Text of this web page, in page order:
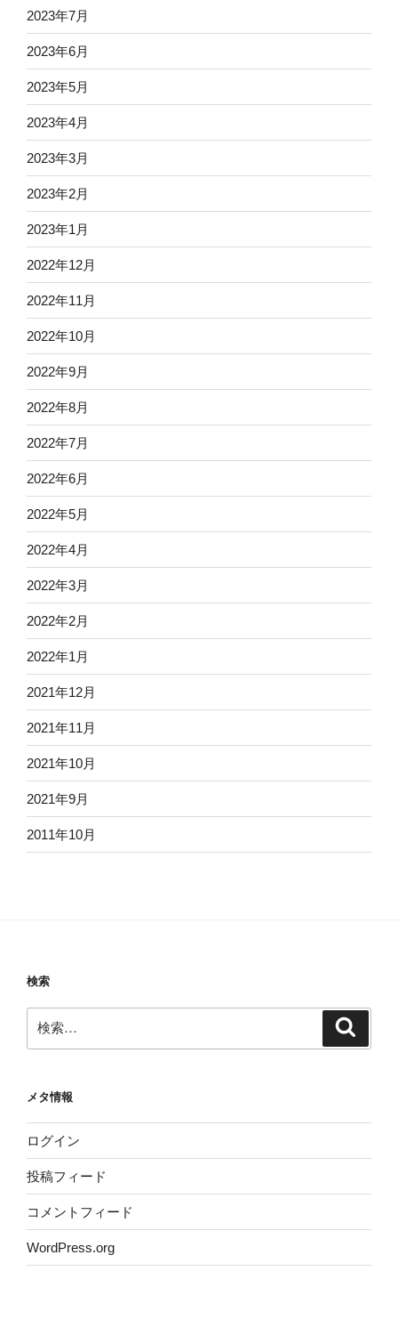
2023年7月
2023年6月
2023年5月
2023年4月
2023年3月
2023年2月
2023年1月
2022年12月
2022年11月
2022年10月
2022年9月
2022年8月
2022年7月
2022年6月
2022年5月
2022年4月
2022年3月
2022年2月
2022年1月
2021年12月
2021年11月
2021年10月
2021年9月
2011年10月
検索
索:
メタ情報
ログイン
投稿フィード
コメントフィード
WordPress.org